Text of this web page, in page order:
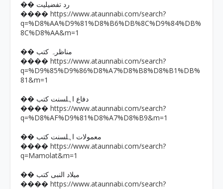
�� رد تفضیلیت
���� https://www.ataunnabi.com/search?
q=%D8%AA%D9%81%D8%B6%DB%8C%D9%84%DB%
8C%D8%AA&m=1
�� مناظرہ کتب
���� https://www.ataunnabi.com/search?
q=%D9%85%D9%86%D8%A7%D8%B8%D8%B1%DB%
81&m=1
�� دفاع اہلسنت کتب
���� https://www.ataunnabi.com/search?
q=%D8%AF%D9%81%D8%A7%D8%B9&m=1
�� معمولات اہلسنت کتب
���� https://www.ataunnabi.com/search?
q=Mamolat&m=1
�� میلاد النبی کتب
���� https://www.ataunnabi.com/search?